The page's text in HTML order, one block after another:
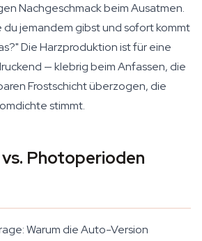
Nachgeschmack beim Ausatmen.
du jemandem gibst und sofort kommt
Die Harzproduktion ist für eine
— klebrig beim Anfassen, die
Frostschicht überzogen, die
stimmt.
Photoperioden
Warum die Auto-Version